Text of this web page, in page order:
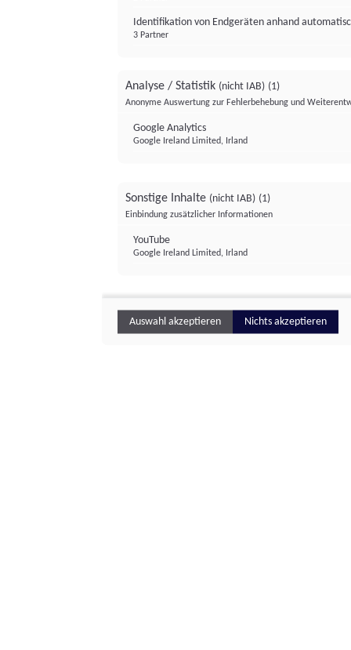
Identifikation von Endgeräten anhand
3 Partner
Analyse / Statistik (nicht IAB) (1)
Anonyme Auswertung zur Fehlerbehebung und
Google Analytics
Google Ireland Limited, Irland
Sonstige Inhalte (nicht IAB) (1)
Einbindung zusätzlicher Informationen
YouTube
Google Ireland Limited, Irland
Auswahl akzeptieren Nichts akzeptieren